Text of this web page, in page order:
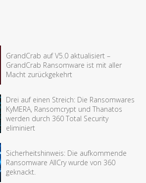
GrandCrab auf V5.0 aktualisiert –
GrandCrab Ransomware ist mit aller
Macht zurückgekehrt
Drei auf einen Streich: Die Ransomwares
KyMERA, Ransomcrypt und Thanatos
werden durch 360 Total Security
eliminiert
Sicherheitshinweis: Die aufkommende
Ransomware AllCry wurde von 360
geknackt.